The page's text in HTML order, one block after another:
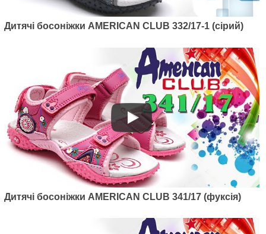
Артикул: 467/21-1
Дитячі босоніжки American club
685грн.
Дитячі босоніжки AMERICAN CLUB 332/17-1 (сірий)
Дитячі босоніжки AMERICAN CLUB 341/17 (фуксія)